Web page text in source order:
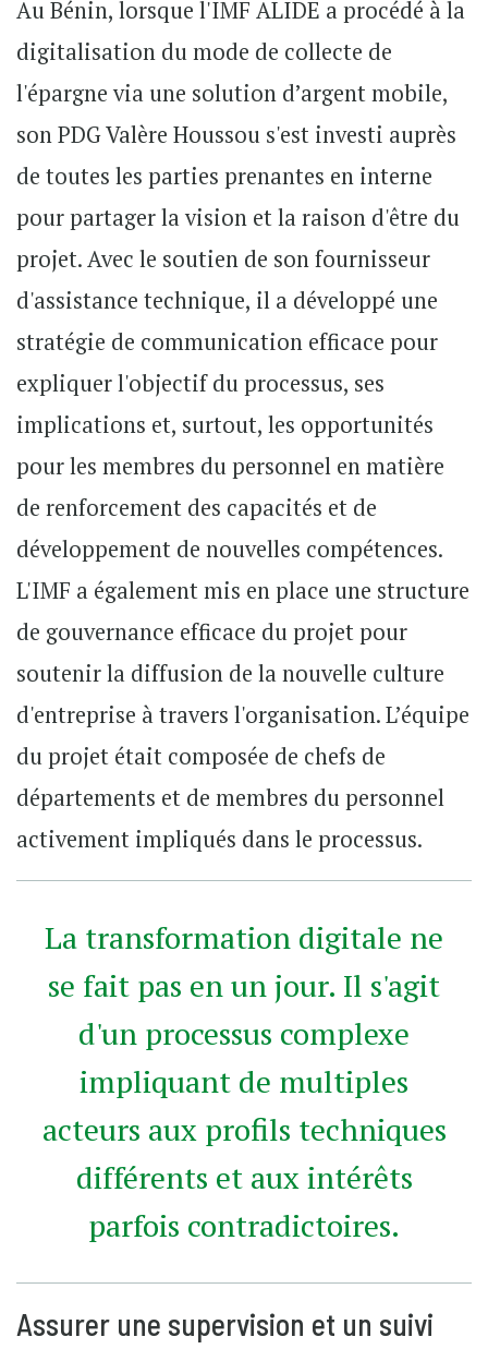
Au Bénin, lorsque l'IMF ALIDE a procédé à la
digitalisation du mode de collecte de
l'épargne via une solution d’argent mobile,
son PDG Valère Houssou s'est investi auprès
de toutes les parties prenantes en interne
pour partager la vision et la raison d'être du
projet. Avec le soutien de son fournisseur
d'assistance technique, il a développé une
stratégie de communication efficace pour
expliquer l'objectif du processus, ses
implications et, surtout, les opportunités
pour les membres du personnel en matière
de renforcement des capacités et de
développement de nouvelles compétences.
L'IMF a également mis en place une structure
de gouvernance efficace du projet pour
soutenir la diffusion de la nouvelle culture
d'entreprise à travers l'organisation. L’équipe
du projet était composée de chefs de
départements et de membres du personnel
activement impliqués dans le processus.
La transformation digitale ne
se fait pas en un jour. Il s'agit
d'un processus complexe
impliquant de multiples
acteurs aux profils techniques
différents et aux intérêts
parfois contradictoires.
Assurer une supervision et un suivi